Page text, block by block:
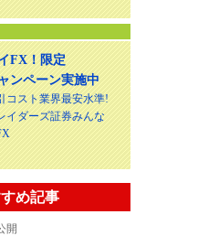
FX！限定
ンペーン実施中
コスト業界最安水準!
イダーズ証券みんな
め記事
開